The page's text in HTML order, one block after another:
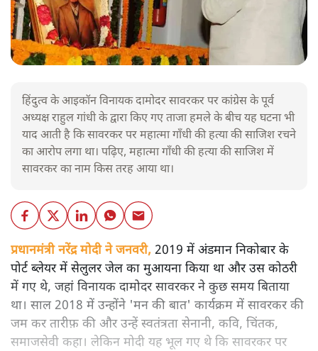
हिंदुत्व के आइकॉन विनायक दामोदर सावरकर पर कांग्रेस के पूर्व
अध्यक्ष राहुल गांधी के द्वारा किए गए ताजा हमले के बीच यह घटना भी
याद आती है कि सावरकर पर महात्मा गाँधी की हत्या की साजिश रचने
का आरोप लगा था। पढ़िए, महात्मा गाँधी की हत्या की साजिश में
सावरकर का नाम किस तरह आया था।
प्रधानमंत्री नरेंद्र मोदी ने जनवरी, 2019 में अंडमान निकोबार के
पोर्ट ब्लेयर में सेलुलर जेल का मुआयना किया था और उस कोठरी
में गए थे, जहां विनायक दामोदर सावरकर ने कुछ समय बिताया
था। साल 2018 में उन्होंने 'मन की बात' कार्यक्रम में सावरकर की
जम कर तारीफ़ की और उन्हें स्वतंत्रता सेनानी, कवि, चिंतक,
समाजसेवी कहा। लेकिन मोदी यह भूल गए थे कि सावरकर पर